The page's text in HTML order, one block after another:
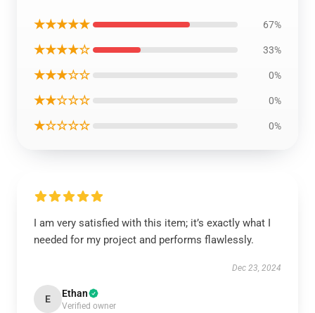
★★★★★ 67%
★★★★☆ 33%
★★★☆☆ 0%
★★☆☆☆ 0%
★☆☆☆☆ 0%
I am very satisfied with this item; it’s exactly what I
needed for my project and performs flawlessly.
Dec 23, 2024
E Ethan
Verified owner